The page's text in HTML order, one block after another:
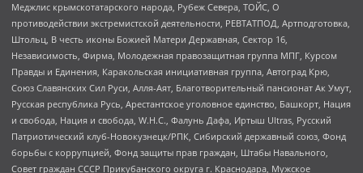
Меджлис крымскотатарского народа, Рубеж Севера, ТОЙС, О
противодействии экстремистской деятельности, РЕВТАТПОД, Артподготовка,
Штольц, В честь иконы Божией Матери Державная, Сектор 16,
Независимость, Фирма, Молодежная правозащитная группа МПГ, Курсом
Правды и Единения, Каракольская инициативная группа, Автоград Крю,
Союз Славянских Сил Руси, Алля-Аят, Благотворительный пансионат Ак Умут,
Русская республика Русь, Арестантское уголовное единство, Башкорт, Нация
и свобода, Нация и свобода, W.H.С., Фалунь Дафа, Иртыш Ultras, Русский
Патриотический клуб-Новокузнецк/РПК, Сибирский державный союз, Фонд
борьбы с коррупцией, Фонд защиты прав граждан, Штабы Навального,
Совет граждан СССР Прикубанского округа г. Краснодара, Мужское